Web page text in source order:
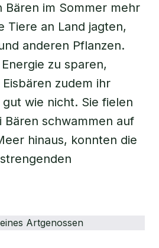
Bären im Sommer mehr
Tiere an Land jagten,
anderen Pflanzen.
zu sparen,
zudem ihr
wie nicht. Sie fielen
Bären schwammen auf
hinaus, konnten die